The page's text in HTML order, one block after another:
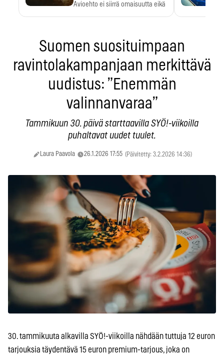
Avioehto ei siirrä omaisuutta eikä
Suomen suosituimpaan
ravintolakampanjaan merkittävä
uudistus: ”Enemmän
valinnanvaraa”
Tammikuun 30. päivä starttaavilla SYÖ!-viikoilla
puhaltavat uudet tuulet.
Laura Paavola 26.1.2026 17:55 (Päivitetty: 3.2.2026 14:36)
30. tammikuuta alkavilla SYÖ!-viikoilla nähdään tuttuja 12 euron
tarjouksia täydentävä 15 euron premium-tarjous, joka on